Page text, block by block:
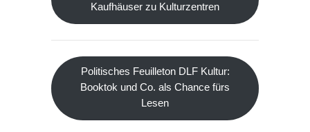
Kaufhäuser zu Kulturzentren
Politisches Feuilleton DLF Kultur:
Booktok und Co. als Chance fürs
Lesen